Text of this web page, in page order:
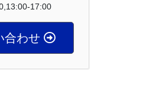
17:00
合わせ